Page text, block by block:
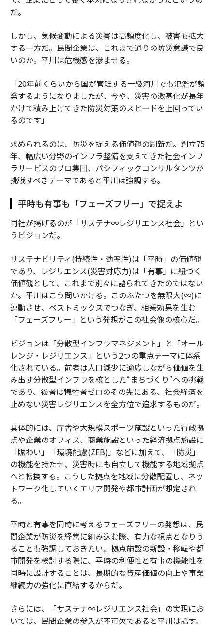
だ。
しかし、気候変動による災害は高頻度化し、被害も拡大
する一方だ。民間企業は、これまで通りの防災意識で良
いのか。平川は危機感を滲ませる。
「20年前くらいから国が管理する一級河川でも氾濫が頻
発するようになりましたが、今や、災害の激甚化が長年
かけて積み上げてきた防災対策のスピードを上回ってい
るのです」
求められるのは、防災を捉える価値観の刷新だ。創立75
年、幅広い分野のインフラ整備を支えてきた社会インフ
ラサービスのプロ集団、パシフィックコンサルタンツが
挑戦すべきテーマであると平川は強調する。
平時も有事も「フェーズフリー」で捉えよ
同社が掲げるのが「サステナ∞レジリエンス社会」とい
うビジョンだ。
サステナビリティ(持続性・効率性)は「平時」の価値観
であり、レジリエンス(災害対応力)は「有事」に紐づく
価値観として、これまで別々に語られてきたのではない
か。平川はこう問いかける。このふたつを無限大(∞)に
連動させ、ベストミックスでつなぎ、相乗効果を生む
「フェーズフリー」という発想がこの社会像の核心だ。
ビジョンは「分散型インフラマネジメント」と「オール
レンジ・レジリエンス」という2つの重点テーマに体系
化されている。前者は人口減少に適応しながら価値を生
み出す分散型インフラを核とした“まちづくり”への挑戦
であり、後者は犠牲者ゼロのその先にある、社会経済を
止めない災害レジリエンスを全方位で追求するものだ。
具体的には、庁舎や大規模スポーツ施設といった行政拠
点や企業のオフィス、商業施設といった経済拠点施設に
「賑わい」「環境配慮(ZEB)」などに加えて、「防災」
の機能を持たせ、災害時にも自立して機能する地域拠点
へと転換する。こうした拠点を地域に分散配置し、ネッ
トワーク化していくエリア開発や都市計画が想定され
る。
平時と有事を同時に考えるフェーズフリーの発想は、民
間企業が防災を経営に組み込む際、有力な視点となりう
ることも強調しておきたい。拠点施設の新設・移転や都
市開発を検討する際に、平時の利便性と有事の機能性を
同時に設計することは、長期的な資産価値の向上や事業
継続力の強化に直結するからだ。
さらには、「サステナ∞レジリエンス社会」の実現にお
いては、民間企業の参入が不可欠であると平川は話す。